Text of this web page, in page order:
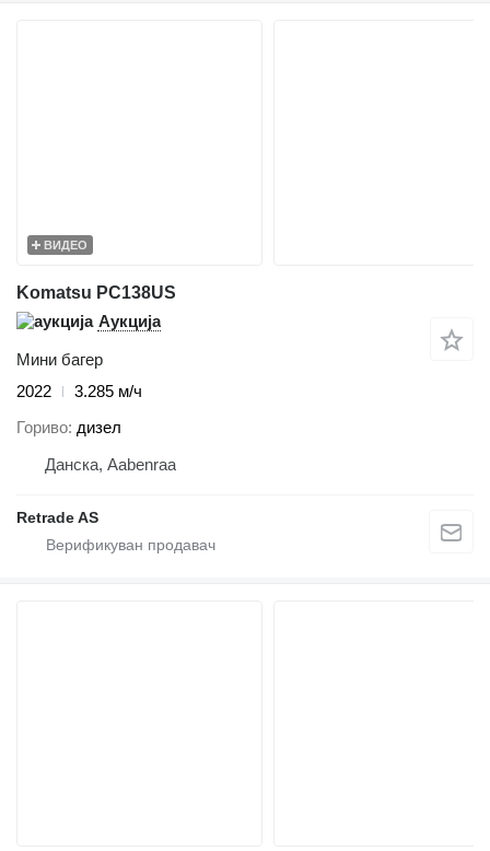
ВИДЕО
Komatsu PC138US
Аукција
Мини багер
2022
3.285 м/ч
Гориво дизел
Данска, Aabenraa
Retrade AS